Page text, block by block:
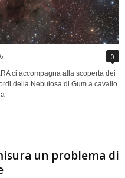
0
ci accompagna alla scoperta dei
della Nebulosa di Gum a cavallo
un problema di